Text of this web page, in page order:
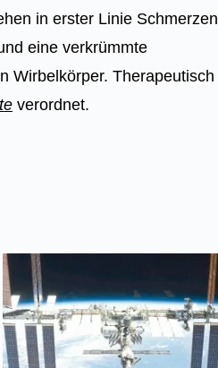
in erster Linie
eine verkrümmte
Wirbelkörper. Therapeutisch
verordnet.